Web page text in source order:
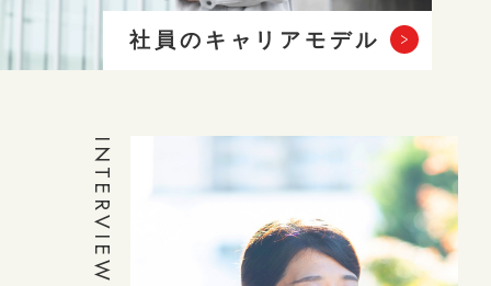
社員のキャリアモデル
INTERVIEW